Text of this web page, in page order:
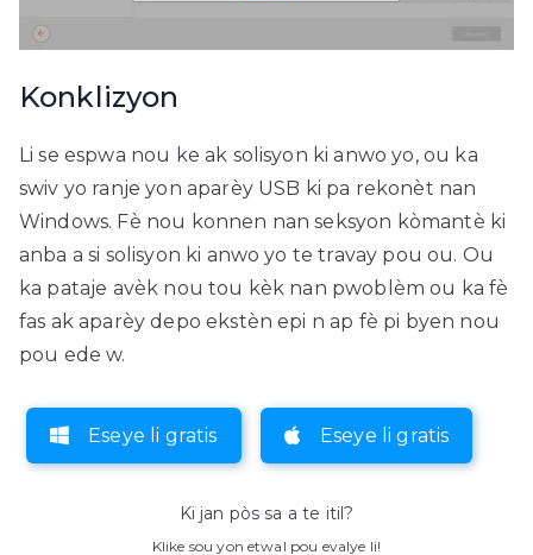
Konklizyon
Li se espwa nou ke ak solisyon ki anwo yo, ou ka
swiv yo ranje yon aparèy USB ki pa rekonèt nan
Windows. Fè nou konnen nan seksyon kòmantè ki
anba a si solisyon ki anwo yo te travay pou ou. Ou
ka pataje avèk nou tou kèk nan pwoblèm ou ka fè
fas ak aparèy depo ekstèn epi n ap fè pi byen nou
pou ede w.
Eseye li gratis Eseye li gratis
Ki jan pòs sa a te itil?
Klike sou yon etwal pou evalye li!